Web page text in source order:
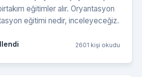
eğitimler alır. Oryantasyon
eğitimi nedir, inceleyeceğiz.
2601 kişi okudu